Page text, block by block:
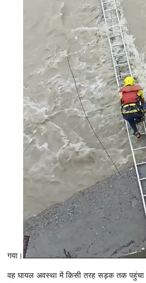
गया।
वह घायल अवस्था में किसी तरह सड़क तक पहुंचा